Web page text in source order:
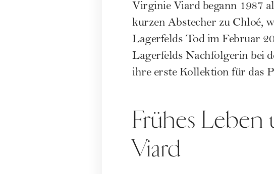
Virginie Viard begann 1987
kurzen Abstecher zu Chloé,
Lagerfelds Tod im Februar
Lagerfelds Nachfolgerin bei
ihre erste Kollektion für das
Frühes Leben
Viard